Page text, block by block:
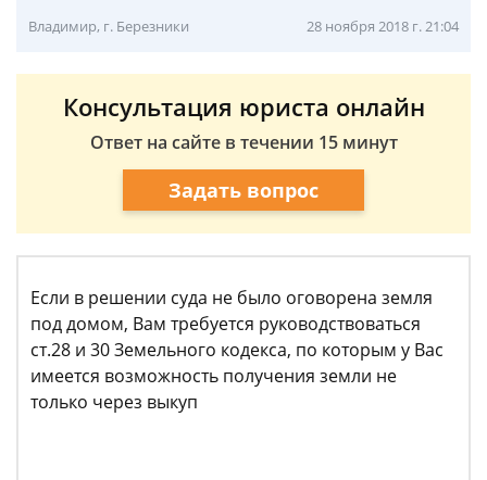
Владимир, г. Березники 28 ноября 2018 г. 21:04
Консультация юриста онлайн
Ответ на сайте в течении 15 минут
Задать вопрос
Если в решении суда не было оговорена земля
под домом, Вам требуется руководствоваться
ст.28 и 30 Земельного кодекса, по которым у Вас
имеется возможность получения земли не
только через выкуп